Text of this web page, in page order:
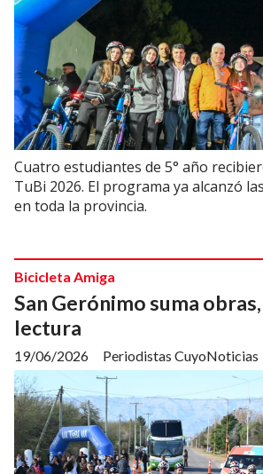
Cuatro estudiantes de 5° año
TuBi 2026. El programa ya alcanzó
en toda la provincia.
San Gerónimo suma
lectura
Periodistas CuyoNoticias
Bicicleta Amiga
19/06/2026